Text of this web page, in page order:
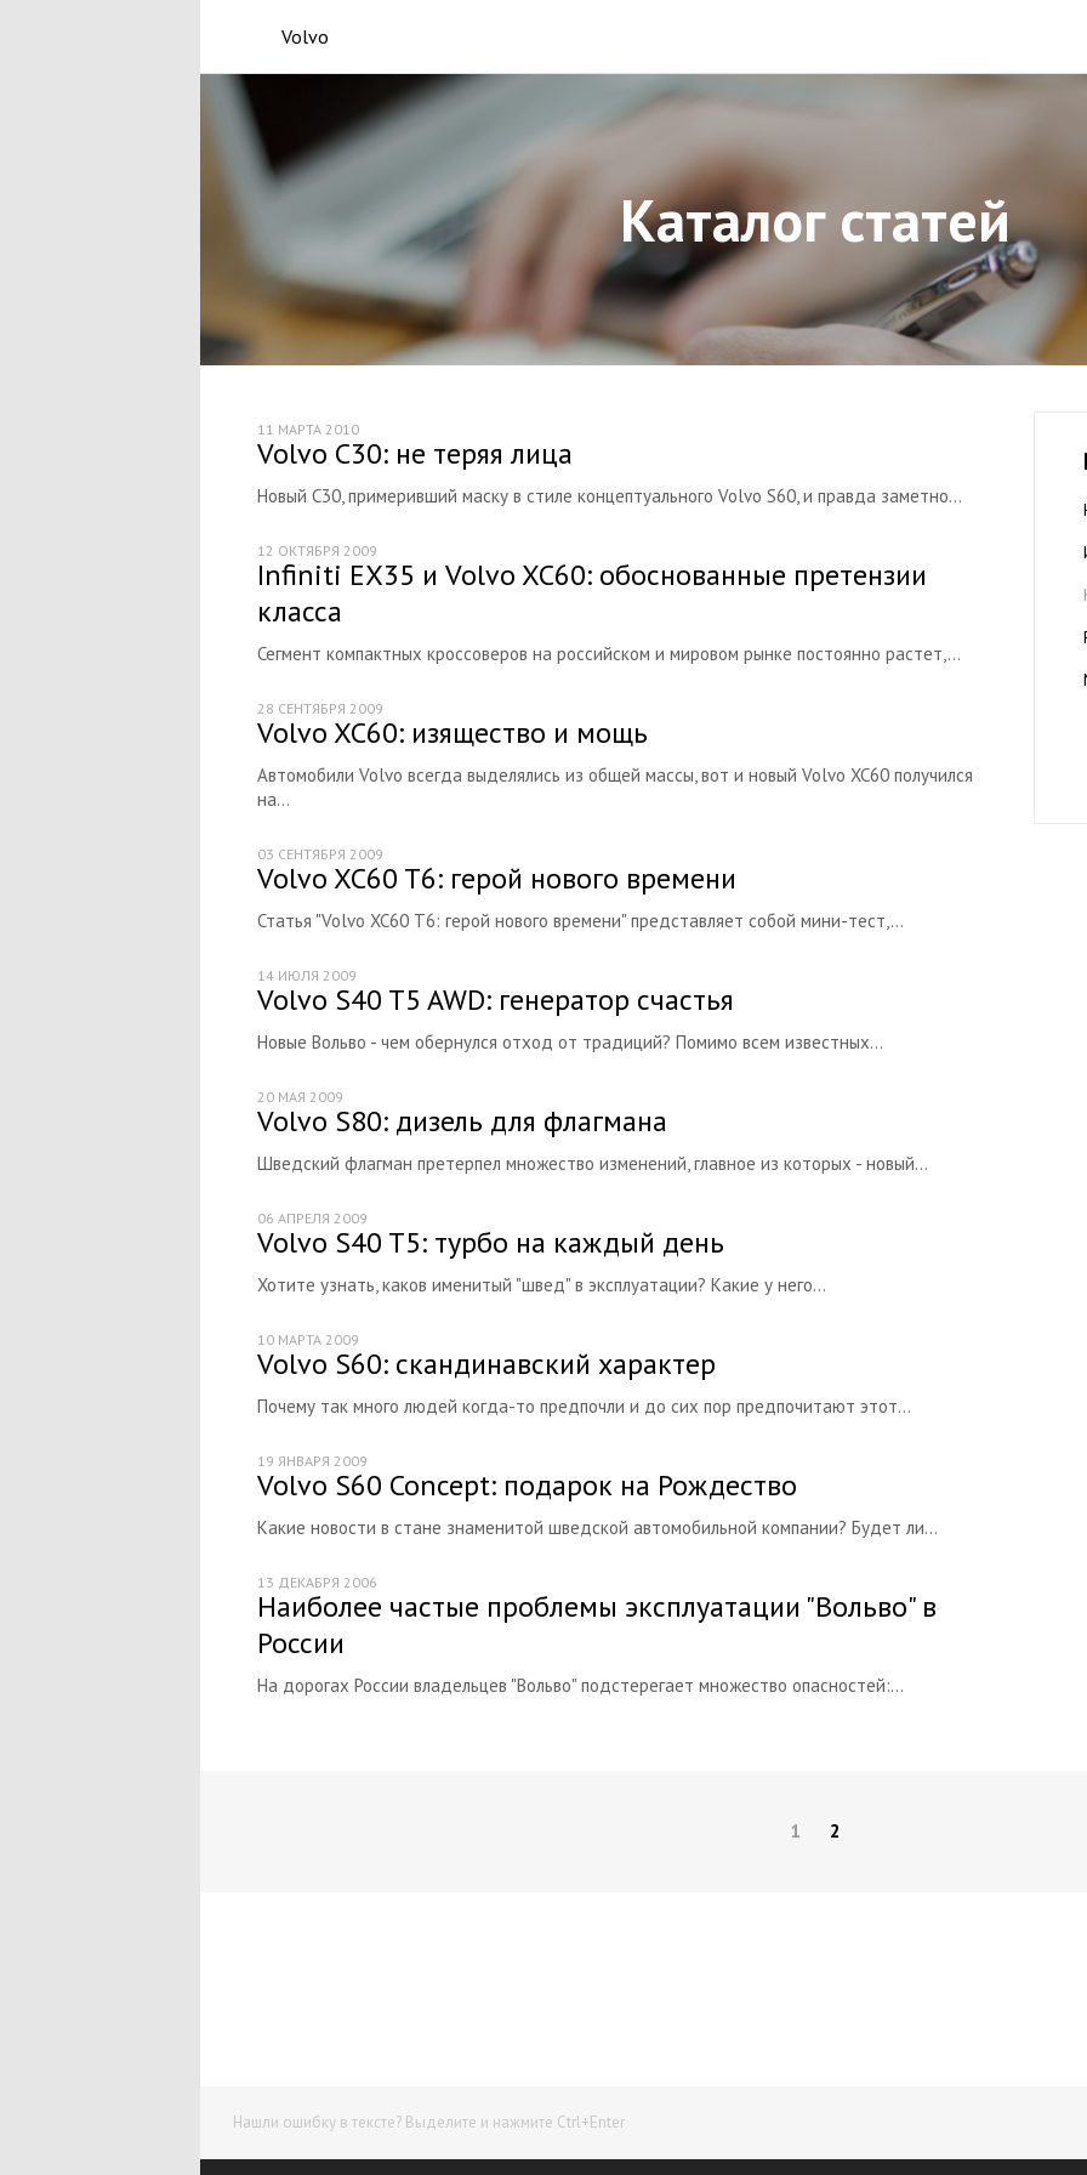
Volvo
Каталог статей
Volvo C30: не теряя лица
Новый C30, примеривший маску в стиле концептуального Volvo S60, и правда заметно...
11 МАРТА 2010
Infiniti EX35 и Volvo XC60: обоснованные претензии
класса
Сегмент компактных кроссоверов на российском и мировом рынке постоянно растет,...
12 ОКТЯБРЯ 2009
Volvo XC60: изящество и мощь
Автомобили Volvo всегда выделялись из общей массы, вот и новый Volvo XC60 получился
на...
28 СЕНТЯБРЯ 2009
Volvo XC60 T6: герой нового времени
Статья "Volvo XC60 T6: герой нового времени" представляет собой мини-тест,...
03 СЕНТЯБРЯ 2009
Volvo S40 T5 AWD: генератор счастья
Новые Вольво - чем обернулся отход от традиций? Помимо всем известных...
14 ИЮЛЯ 2009
Volvo S80: дизель для флагмана
Шведский флагман претерпел множество изменений, главное из которых - новый...
20 МАЯ 2009
Volvo S40 T5: турбо на каждый день
Хотите узнать, каков именитый "швед" в эксплуатации? Какие у него...
06 АПРЕЛЯ 2009
Volvo S60: скандинавский характер
Почему так много людей когда-то предпочли и до сих пор предпочитают этот...
10 МАРТА 2009
Volvo S60 Concept: подарок на Рождество
Какие новости в стане знаменитой шведской автомобильной компании? Будет ли...
19 ЯНВАРЯ 2009
Наиболее частые проблемы эксплуатации "Вольво" в
России
На дорогах России владельцев "Вольво" подстерегает множество опасностей:...
13 ДЕКАБРЯ 2006
1 2
Нашли ошибку в тексте? Выделите и нажмите Ctrl+Enter